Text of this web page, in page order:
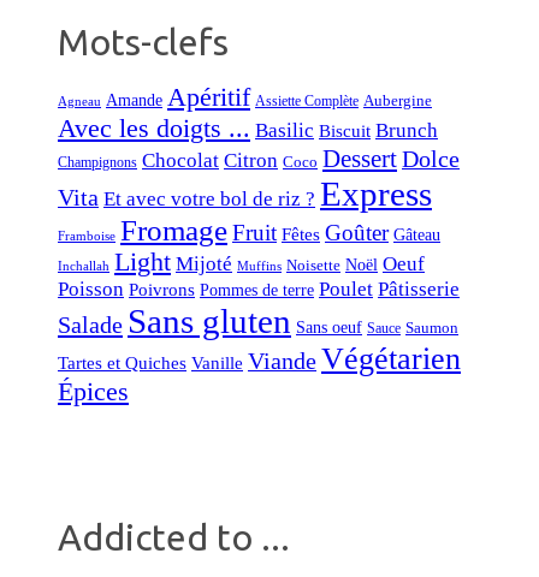
Mots-clefs
Agneau Amande Apéritif Assiette Complète Aubergine
Avec les doigts ... Basilic Biscuit Brunch
Champignons Chocolat Citron Coco DessertDolce
Vita Et avec votre bol de riz ? Express
Framboise FromageFruit Fêtes Goûter Gâteau
Inchallah Light Mijoté Muffins Noisette Noël Oeuf
Poisson Poivrons Pommes de terre Poulet Pâtisserie
Salade Sans gluten Sans oeuf Sauce Saumon
Tartes et Quiches Vanille ViandeVégétarien
Épices
Addicted to ...